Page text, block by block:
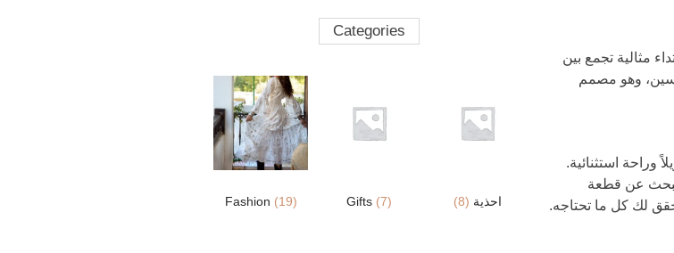
لك تجربة ارتداء مثالية تجمع بين
وهو مصمم
وراحة استثنائية.
تبحث عن قطعة
لك كل ما تحتاجه.
Categories
احذية (8)
Gifts (7)
Fashion (19)